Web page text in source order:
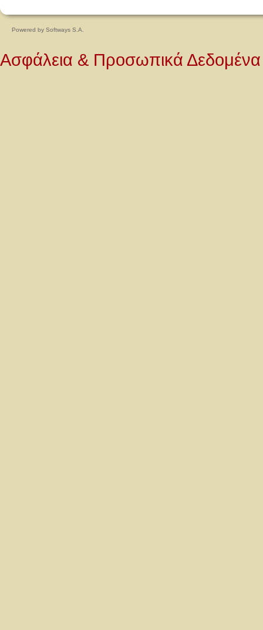
Powered by Softways S.A.
Ασφάλεια & Προσωπικά Δεδομένα